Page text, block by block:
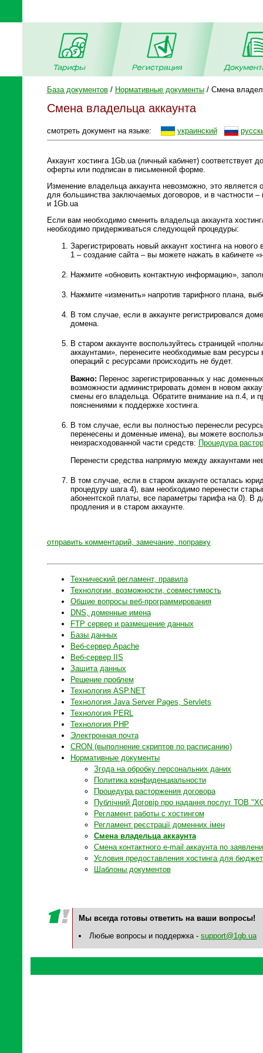
База документов/ Нормативные документы/ Смена
Смена владельца аккаунта
смотреть документ на языке: украинский
Аккаунт хостинга 1Gb.ua (личный кабинет) соответствует
оферты или подписан в письменной форме.
Изменение владельца аккаунта невозможно, это
для большинства заключаемых договоров, и в частности
и 1Gb.ua
Если вам необходимо сменить владельца аккаунта
необходимо придерживаться следующей процедуры:
Зарегистрировать новый аккаунт хостинга на
1 – создание сайта – вы можете нажать в кабинете
Нажмите «обновить контактную информацию»,
Нажмите «изменить» напротив тарифного плана,
В том случае, если в аккаунте регистрировался
домена.
В старом аккаунте воспользуйтесь страницей
аккаунтами», перенесите необходимые вам ресурсы
операций с ресурсами происходить не будет.
Важно: Перенос зарегистрированных у нас
возможности администрировать домен в новом
смены его владельца. Обратите внимание на п.4, и
пояснениями к поддержке хостинга.
В том случае, если вы полностью перенесли
перенесены и доменные имена), вы можете
неизрасходованной части средств: Процедура
Перенести средства напрямую между аккаунтами
В том случае, если в старом аккаунте осталась
процедуру шага 4), вам необходимо перенести
абонентской платы, все параметры тарифа на 0). В
продления и в старом аккаунте.
отправить комментарий, замечание, поправку
Технический регламент, правила
Технологии, возможности, совместимость
Общие вопросы веб-программирования
DNS, доменные имена
FTP сервер и размещение данных
Базы данных
Веб-сервер Apache
Веб-сервер IIS
Защита данных
Решение проблем
Технология ASP.NET
Технология Java Server Pages, Servlets
Технология PERL
Технология PHP
Электронная почта
CRON (выполнение скриптов по расписанию)
Нормативные документы
Згода на обробку персональних даних
Политика конфиденциальности
Процедура расторжения договора
Публічний Договір про надання послуг ТОВ
Регламент работы с хостингом
Регламент реєстрації доменних імен
Смена владельца аккаунта
Смена контактного e-mail аккаунта по
Условия предоставления хостинга для
Шаблоны документов
Мы всегда готовы ответить на ваши вопросы!
Любые вопросы и поддержка - support@1gb.ua